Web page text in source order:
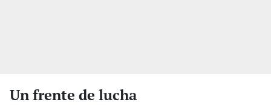
Un frente de lucha